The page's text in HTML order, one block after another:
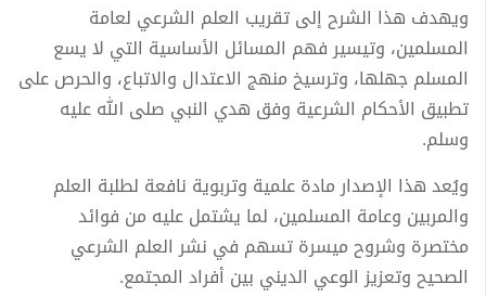
ويهدف هذا الشرح إلى تقريب العلم الشرعي لعامة
المسلمين، وتيسير فهم المسائل الأساسية التي لا يسع
المسلم جهلها، وترسيخ منهج الاعتدال والاتباع، والحرص على
تطبيق الأحكام الشرعية وفق هدي النبي صلى الله عليه
وسلم.
ويُعد هذا الإصدار مادة علمية وتربوية نافعة لطلبة العلم
والمربين وعامة المسلمين، لما يشتمل عليه من فوائد
مختصرة وشروح ميسرة تسهم في نشر العلم الشرعي
الصحيح وتعزيز الوعي الديني بين أفراد المجتمع.